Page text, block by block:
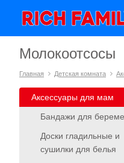
Молокоотсосы
Главная Детская комната
Аксессуары для мам
Бандажи для
Доски гладильные и
сушилки для белья